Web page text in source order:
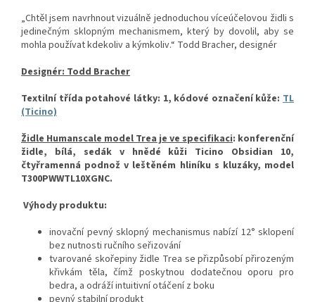
„Chtěl jsem navrhnout vizuálně jednoduchou víceúčelovou židli s
jedinečným sklopným mechanismem, který by dovolil, aby se
mohla používat kdekoliv a kýmkoliv.“ Todd Bracher, designér
Designér: Todd Bracher
Textilní třída potahové látky: 1, kódové označení kůže: TL
(Ticino)
Židle Humanscale model Trea je ve specifikaci: konferenční
židle, bílá, sedák v hnědé kůži Ticino Obsidian 10,
čtyřramenná podnož v leštěném hliníku s kluzáky, model
T300PWWTL10XGNC.
Výhody produktu:
inovační pevný sklopný mechanismus nabízí 12° sklopení
bez nutnosti ručního seřizování
tvarované skořepiny židle Trea se přizpůsobí přirozeným
křivkám těla, čímž poskytnou dodatečnou oporu pro
bedra, a odráží intuitivní otáčení z boku